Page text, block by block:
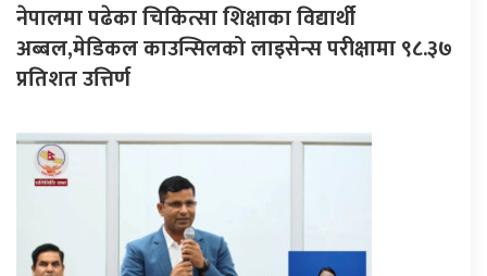
नेपालमा पढेका चिकित्सा शिक्षाका विद्यार्थी
अब्बल,मेडिकल काउन्सिलको लाइसेन्स परीक्षामा ९८.३७
प्रतिशत उत्तिर्ण